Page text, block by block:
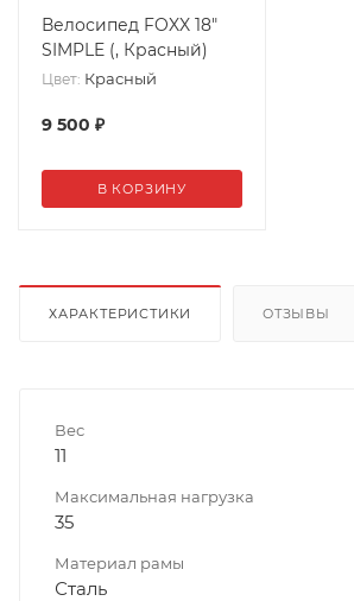
Велосипед FOXX 18"
SIMPLE (, Красный)
Цвет: Красный
9 500 ₽
В КОРЗИНУ
ХАРАКТЕРИСТИКИ ОТЗЫВЫ
Вес
11
Максимальная нагрузка
35
Материал рамы
Сталь